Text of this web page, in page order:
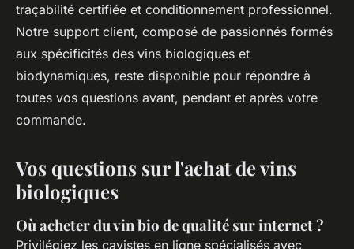
traçabilité certifiée et conditionnement professionnel.
Notre support client, composé de passionnés formés
aux spécificités des vins biologiques et
biodynamiques, reste disponible pour répondre à
toutes vos questions avant, pendant et après votre
commande.
Vos questions sur l'achat de vins
biologiques
Où acheter du vin bio de qualité sur internet ?
Privilégiez les cavistes en ligne spécialisés avec